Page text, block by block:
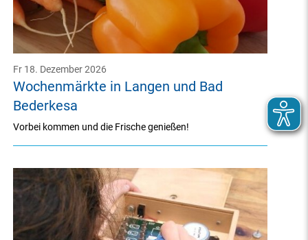
Wochenmärkte in Langen und Bad
Bederkesa
Fr 18. Dezember 2026
Vorbei kommen und die Frische genießen!